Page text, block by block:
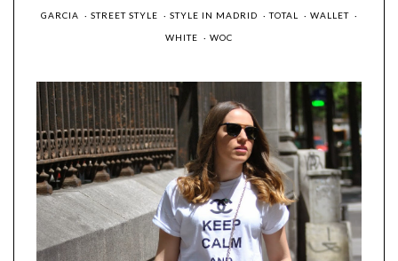
GARCIA · STREET STYLE · STYLE IN MADRID ·TOTAL · WALLET ·
WHITE · WOC